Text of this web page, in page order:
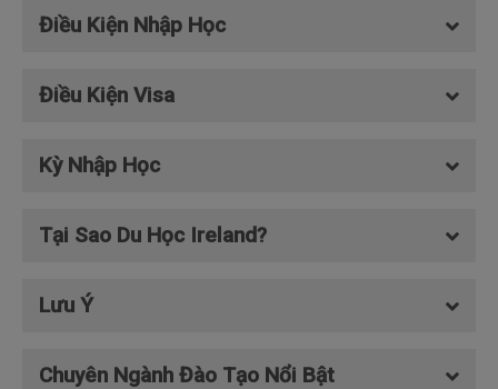
Điều Kiện Nhập Học
Điều Kiện Visa
Kỳ Nhập Học
Tại Sao Du Học Ireland?
Lưu Ý
Chuyên Ngành Đào Tạo Nổi Bật